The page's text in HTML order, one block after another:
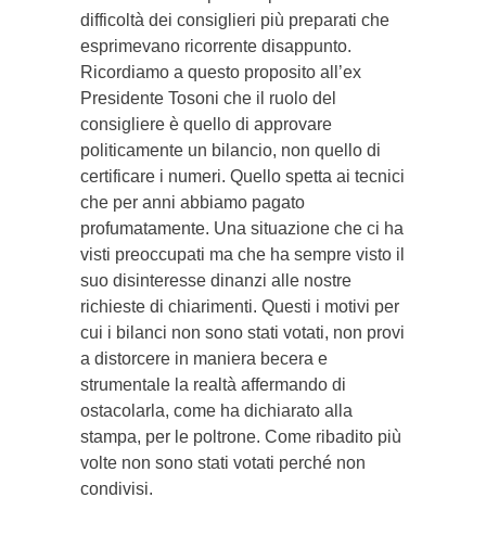
difficoltà dei consiglieri più preparati che
esprimevano ricorrente disappunto.
Ricordiamo a questo proposito all’ex
Presidente Tosoni che il ruolo del
consigliere è quello di approvare
politicamente un bilancio, non quello di
certificare i numeri. Quello spetta ai tecnici
che per anni abbiamo pagato
profumatamente. Una situazione che ci ha
visti preoccupati ma che ha sempre visto il
suo disinteresse dinanzi alle nostre
richieste di chiarimenti. Questi i motivi per
cui i bilanci non sono stati votati, non provi
a distorcere in maniera becera e
strumentale la realtà affermando di
ostacolarla, come ha dichiarato alla
stampa, per le poltrone. Come ribadito più
volte non sono stati votati perché non
condivisi.